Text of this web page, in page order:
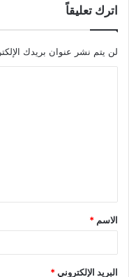
اترك تعليقاً
لن يتم نشر عنوان بريدك
ق
*
الاسم *
البريد الإلكتروني*